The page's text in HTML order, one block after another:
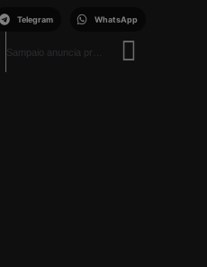
Telegram WhatsApp